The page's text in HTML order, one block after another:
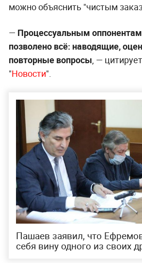
можно объяснить "чистым
— Процессуальным
позволено всё: наводящие,
повторные вопросы, —
"Новости".
Пашаев заявил, что
себя вину одного из своих